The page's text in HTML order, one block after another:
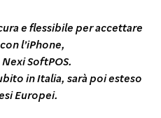
e flessibile per accettare
l’iPhone,
SoftPOS.
in Italia, sarà poi esteso
Europei.